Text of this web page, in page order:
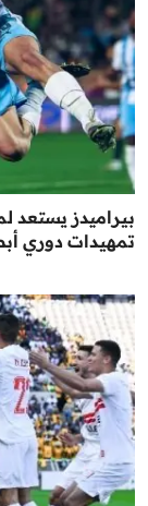
بيراميدز يستعد
تمهيدات دوري